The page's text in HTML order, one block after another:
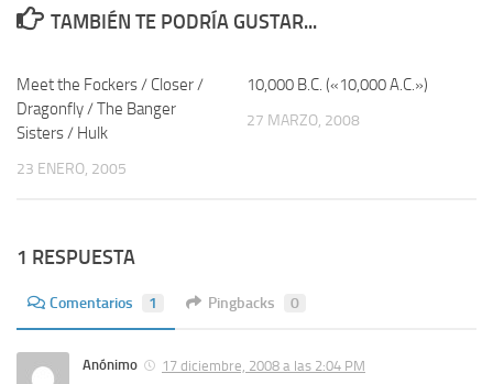
TAMBIÉN TE PODRÍA GUSTAR...
Meet the Fockers / Closer /
Dragonfly / The Banger
Sisters / Hulk
23 ENERO, 2005
10,000 B.C. («10,000 A.C.»)
27 MARZO, 2008
1 RESPUESTA
Comentarios 1 Pingbacks 0
Anónimo
17 diciembre, 2008 a las 2:04 PM